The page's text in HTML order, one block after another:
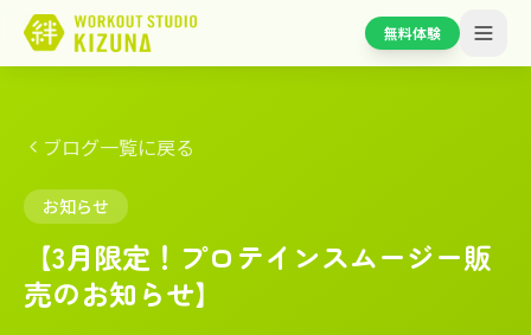
無料体験
ブログ一覧に戻る
お知らせ
【3月限定！プロテインスムージー販
売のお知らせ】